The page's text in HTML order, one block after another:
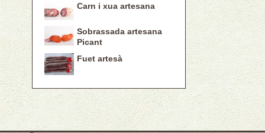
Carn i xua artesana
Sobrassada artesana
Picant
Fuet artesà